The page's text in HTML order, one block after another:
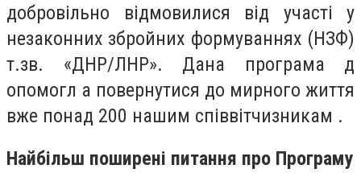
добровільно відмовилися від участі у
незаконних збройних формуваннях (НЗФ)
т.зв. «ДНР/ЛНР». Дана програма д
опомогл а повернутися до мирного життя
вже понад 200 нашим співвітчизникам .
Найбільш поширені питання про Програму